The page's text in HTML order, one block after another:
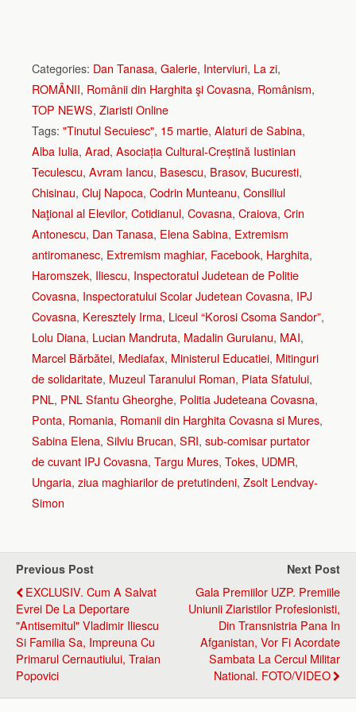
Categories: Dan Tanasa, Galerie, Interviuri, La zi,
ROMÂNII, Românii din Harghita şi Covasna, Românism,
TOP NEWS, Ziaristi Online
Tags: "Tinutul Secuiesc", 15 martie, Alaturi de Sabina,
Alba Iulia, Arad, Asociația Cultural-Creștină Iustinian
Teculescu, Avram Iancu, Basescu, Brasov, Bucuresti,
Chisinau, Cluj Napoca, Codrin Munteanu, Consiliul
Naţional al Elevilor, Cotidianul, Covasna, Craiova, Crin
Antonescu, Dan Tanasa, Elena Sabina, Extremism
antiromanesc, Extremism maghiar, Facebook, Harghita,
Haromszek, Iliescu, Inspectoratul Judetean de Politie
Covasna, Inspectoratului Scolar Judetean Covasna, IPJ
Covasna, Keresztely Irma, Liceul “Korosi Csoma Sandor”,
Lolu Diana, Lucian Mandruta, Madalin Guruianu, MAI,
Marcel Bărbătei, Mediafax, Ministerul Educatiei, Mitinguri
de solidaritate, Muzeul Taranului Roman, Piata Sfatului,
PNL, PNL Sfantu Gheorghe, Politia Judeteana Covasna,
Ponta, Romania, Romanii din Harghita Covasna si Mures,
Sabina Elena, Silviu Brucan, SRI, sub-comisar purtator
de cuvant IPJ Covasna, Targu Mures, Tokes, UDMR,
Ungaria, ziua maghiarilor de pretutindeni, Zsolt Lendvay-
Simon
Previous Post
EXCLUSIV. Cum A Salvat
Evrei De La Deportare
"antisemitul" Vladimir Iliescu
Si Familia Sa, Impreuna Cu
Primarul Cernautiului, Traian
Popovici
Next Post
Gala Premiilor UZP. Premiile
Uniunii Ziaristilor Profesionisti,
Din Transnistria Pana In
Afganistan, Vor Fi Acordate
Sambata La Cercul Militar
National. FOTO/VIDEO